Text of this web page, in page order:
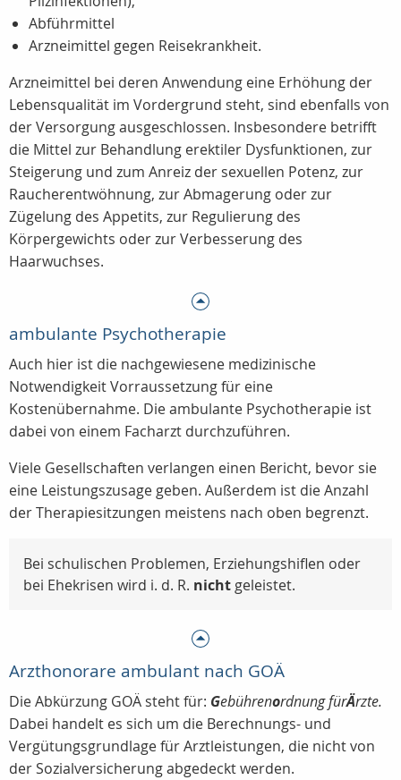
Abführmittel
Arzneimittel gegen Reisekrankheit.
Arzneimittel bei deren Anwendung eine Erhöhung der
Lebensqualität im Vordergrund steht, sind ebenfalls von
der Versorgung ausgeschlossen. Insbesondere betrifft
die Mittel zur Behandlung erektiler Dysfunktionen, zur
Steigerung und zum Anreiz der sexuellen Potenz, zur
Raucherentwöhnung, zur Abmagerung oder zur
Zügelung des Appetits, zur Regulierung des
Körpergewichts oder zur Verbesserung des
Haarwuchses.
ambulante Psychotherapie
Auch hier ist die nachgewiesene medizinische
Notwendigkeit Vorraussetzung für eine
Kostenübernahme. Die ambulante Psychotherapie ist
dabei von einem Facharzt durchzuführen.
Viele Gesellschaften verlangen einen Bericht, bevor sie
eine Leistungszusage geben. Außerdem ist die Anzahl
der Therapiesitzungen meistens nach oben begrenzt.
Bei schulischen Problemen, Erziehungshiflen oder
bei Ehekrisen wird i. d. R. nichtgeleistet.
Arzthonorare ambulant nach GOÄ
Die Abkürzung GOÄ steht für: Gebührenordnung fürÄrzte.
Dabei handelt es sich um die Berechnungs- und
Vergütungsgrundlage für Arztleistungen, die nicht von
der Sozialversicherung abgedeckt werden.